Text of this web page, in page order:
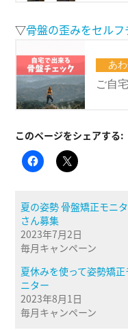
▽骨盤の歪みをセルフ
このページをシェアする:
夏の姿勢 骨盤矯正モニ
さん募集
2023年7月2日
毎月キャンペーン
夏休みを使って姿勢矯正
ニター
2023年8月1日
毎月キャンペーン